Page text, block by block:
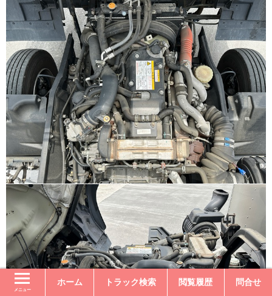
メニュー
ホーム トラック検索 閲覧履歴 問合せ